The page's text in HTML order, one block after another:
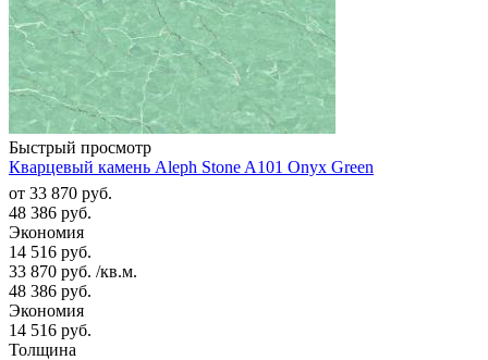
Быстрый просмотр
Кварцевый камень Aleph Stone A101 Onyx Green
от 33 870 руб.
48 386 руб.
Экономия
14 516 руб.
33 870 руб. /кв.м.
48 386 руб.
Экономия
14 516 руб.
Толщина